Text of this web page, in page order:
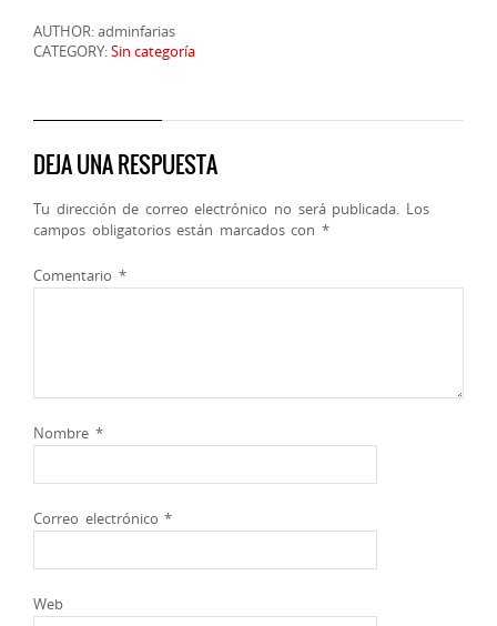
AUTHOR: adminfarias
CATEGORY:Sin categoría
DEJA UNA RESPUESTA
Tu dirección de correo electrónico no será publicada. Los
campos obligatorios están marcados con *
Comentario *
Nombre *
Correo electrónico*
Web